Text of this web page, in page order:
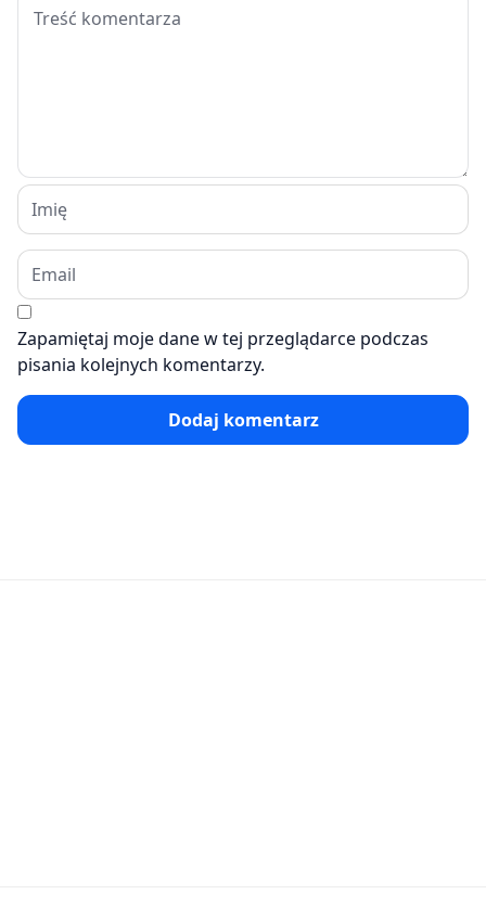
Zapamiętaj moje dane w tej przeglądarce podczas
pisania kolejnych komentarzy.
Dodaj komentarz